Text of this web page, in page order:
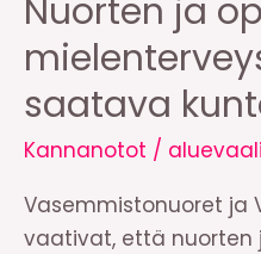
Nuorten ja
saatava
Kannanotot /
Vasemmistonuoret ja
vaativat, että nuorten